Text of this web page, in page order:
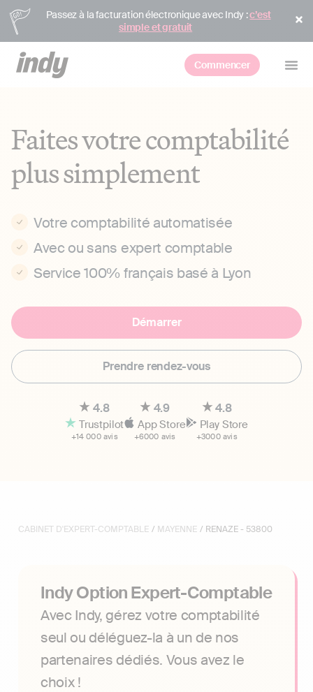
Passez à la facturation électronique avec Indy :c’est
simple et gratuit
Commencer
Faites votre comptabilité
plus simplement
Votre comptabilité automatisée
Avec ou sans expert comptable
Service 100% français basé à Lyon
Démarrer
Prendre rendez-vous
4.8
Trustpilot
+14 000 avis
4.9
App Store
+6000 avis
4.8
Play Store
+3000 avis
CABINET D'EXPERT-COMPTABLE / MAYENNE / RENAZE - 53800
Indy Option Expert-Comptable
Avec Indy, gérez votre comptabilité
seul ou déléguez-la à un de nos
partenaires dédiés. Vous avez le
choix !